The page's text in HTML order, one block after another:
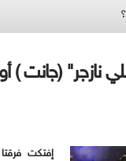
نازجر" (جانت )
إفتكت